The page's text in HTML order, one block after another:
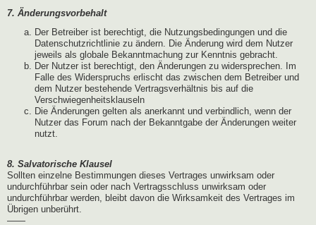
7. Änderungsvorbehalt
Der Betreiber ist berechtigt, die Nutzungsbedingungen und die
Datenschutzrichtlinie zu ändern. Die Änderung wird dem Nutzer
jeweils als globale Bekanntmachung zur Kenntnis gebracht.
Der Nutzer ist berechtigt, den Änderungen zu widersprechen. Im
Falle des Widerspruchs erlischt das zwischen dem Betreiber und
dem Nutzer bestehende Vertragsverhältnis bis auf die
Verschwiegenheitsklauseln
Die Änderungen gelten als anerkannt und verbindlich, wenn der
Nutzer das Forum nach der Bekanntgabe der Änderungen weiter
nutzt.
8. Salvatorische Klausel
Sollten einzelne Bestimmungen dieses Vertrages unwirksam oder
undurchführbar sein oder nach Vertragsschluss unwirksam oder
undurchführbar werden, bleibt davon die Wirksamkeit des Vertrages im
Übrigen unberührt.
——